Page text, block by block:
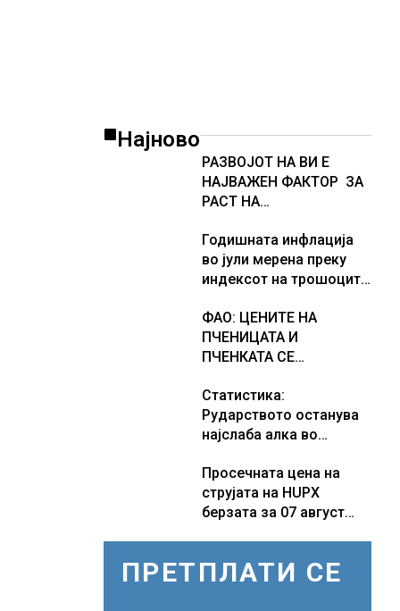
Најново
РАЗВОЈОТ НА ВИ Е
НАЈВАЖЕН ФАКТОР ЗА
РАСТ НА
ЕКОНОМИЈА
Годишната инфлација
во јули мерена преку
индексот на трошоците
ФАО: ЦЕНИТЕ НА
ПЧЕНИЦАТА И
ПЧЕНКАТА СЕ
млекото и месото
бележат пониски цени
Статистика:
Рударството останува
најслаба алка во
потенцијалот за нови
инвестиции
Просечната цена на
струјата на HUPX
берзата за 07 август
МЕМО 153,56 евра за
ПРЕТПЛАТИ СЕ